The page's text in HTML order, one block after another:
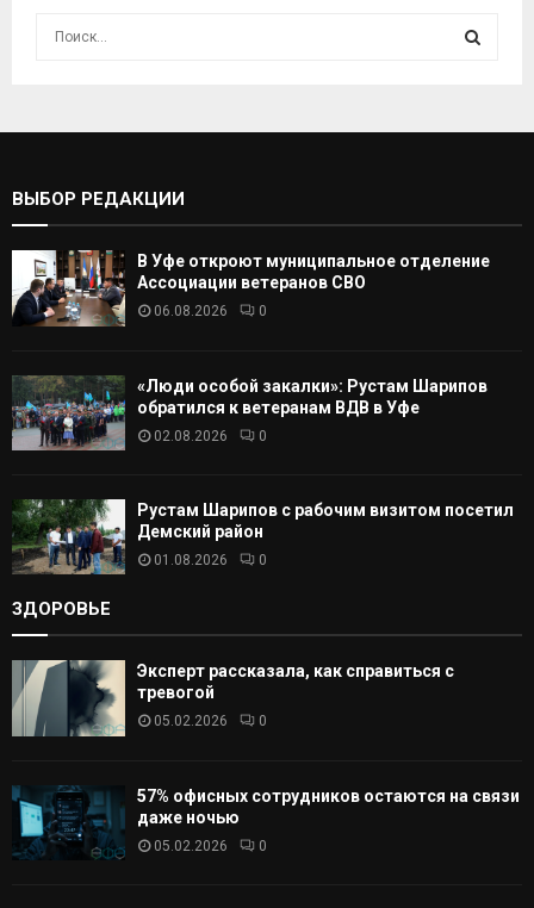
С
А
ВЫБОР РЕДАКЦИИ
В Уфе откроют муниципальное отделение
Ассоциации ветеранов СВО
06.08.2026 0
«Люди особой закалки»: Рустам Шарипов
обратился к ветеранам ВДВ в Уфе
02.08.2026 0
Рустам Шарипов с рабочим визитом посетил
Демский район
01.08.2026 0
ЗДОРОВЬЕ
Эксперт рассказала, как справиться с
тревогой
05.02.2026 0
57% офисных сотрудников остаются на связи
даже ночью
05.02.2026 0